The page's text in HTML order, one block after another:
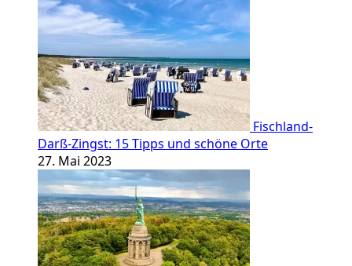
Fischland-
Darß-Zingst: 15 Tipps und schöne Orte
27. Mai 2023